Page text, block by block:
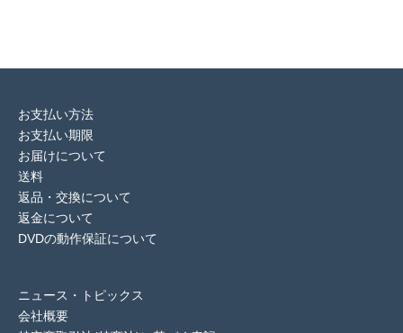
お支払い方法
お支払い期限
お届けについて
送料
返品・交換について
返金について
DVDの動作保証について
ニュース・トピックス
会社概要